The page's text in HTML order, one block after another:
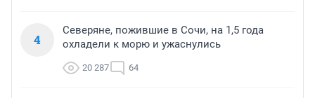
4
Северяне, пожившие в Сочи, на 1,5 года
охладели к морю и ужаснулись
20 287 64